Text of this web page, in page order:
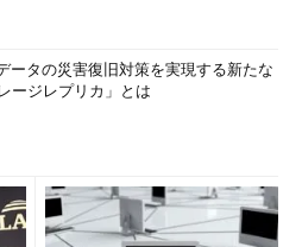
ータの災害復旧対策を実現する新たな
ージレプリカ」とは